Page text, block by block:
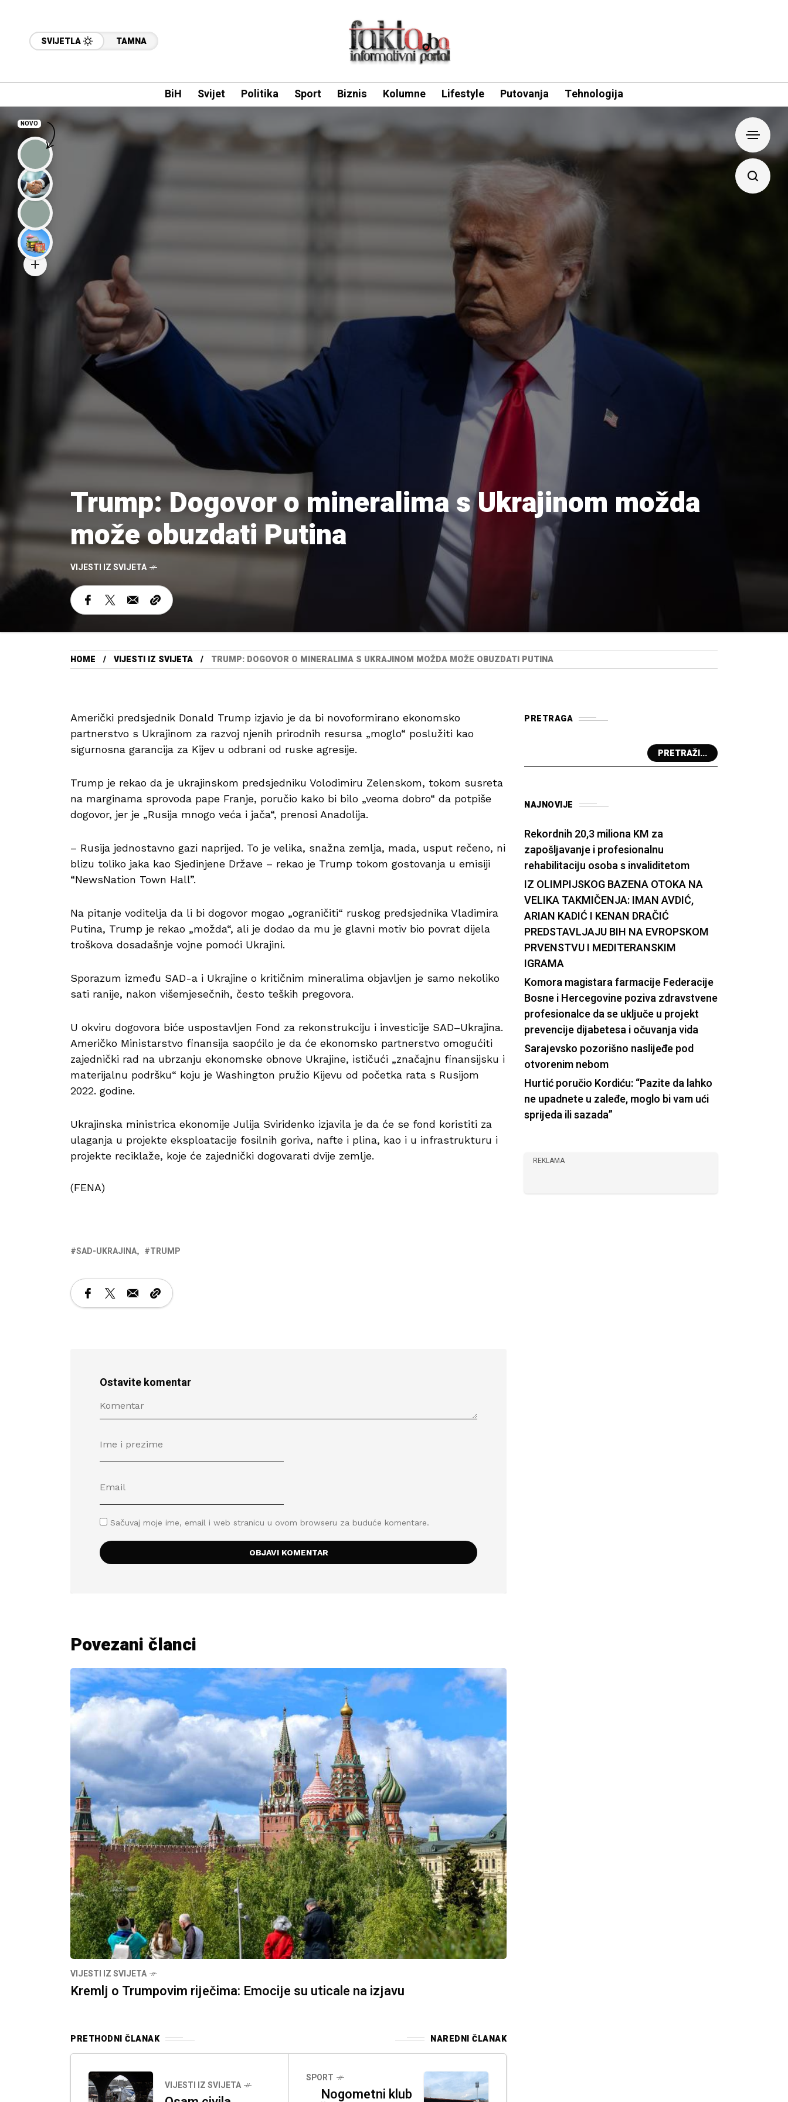
SVIJETLA TAMNA
BiH Svijet Politika Sport Biznis Kolumne Lifestyle Putovanja Tehnologija
Trump: Dogovor o mineralima s Ukrajinom možda
može obuzdati Putina
VIJESTI IZ SVIJETA
HOME VIJESTI IZ SVIJETA TRUMP: DOGOVOR O MINERALIMA S UKRAJINOM MOŽDA MOŽE OBUZDATI PUTINA
Američki predsjednik Donald Trump izjavio je da bi novoformirano ekonomsko
partnerstvo s Ukrajinom za razvoj njenih prirodnih resursa „moglo“ poslužiti kao
sigurnosna garancija za Kijev u odbrani od ruske agresije.
Trump je rekao da je ukrajinskom predsjedniku Volodimiru Zelenskom, tokom susreta
na marginama sprovoda pape Franje, poručio kako bi bilo „veoma dobro“ da potpiše
dogovor, jer je „Rusija mnogo veća i jača“, prenosi Anadolija.
– Rusija jednostavno gazi naprijed. To je velika, snažna zemlja, mada, usput rečeno, ni
blizu toliko jaka kao Sjedinjene Države – rekao je Trump tokom gostovanja u emisiji
“NewsNation Town Hall”.
Na pitanje voditelja da li bi dogovor mogao „ograničiti“ ruskog predsjednika Vladimira
Putina, Trump je rekao „možda“, ali je dodao da mu je glavni motiv bio povrat dijela
troškova dosadašnje vojne pomoći Ukrajini.
Sporazum između SAD-a i Ukrajine o kritičnim mineralima objavljen je samo nekoliko
sati ranije, nakon višemjesečnih, često teških pregovora.
U okviru dogovora biće uspostavljen Fond za rekonstrukciju i investicije SAD–Ukrajina.
Američko Ministarstvo finansija saopćilo je da će ekonomsko partnerstvo omogućiti
zajednički rad na ubrzanju ekonomske obnove Ukrajine, ističući „značajnu finansijsku i
materijalnu podršku“ koju je Washington pružio Kijevu od početka rata s Rusijom
2022. godine.
Ukrajinska ministrica ekonomije Julija Sviridenko izjavila je da će se fond koristiti za
ulaganja u projekte eksploatacije fosilnih goriva, nafte i plina, kao i u infrastrukturu i
projekte reciklaže, koje će zajednički dogovarati dvije zemlje.
(FENA)
SAD-UKRAJINA TRUMP
Ostavite komentar
Sačuvaj moje ime, email i web stranicu u ovom browseru za buduće komentare.
Povezani članci
VIJESTI IZ SVIJETA
Kremlj o Trumpovim riječima: Emocije su uticale na izjavu
PRETHODNI ČLANAK NAREDNI ČLANAK
VIJESTI IZ SVIJETA
SPORT
Nogometni klub
PRETRAGA
PRETRAŽI...
NAJNOVIJE
Rekordnih 20,3 miliona KM za
zapošljavanje i profesionalnu
rehabilitaciju osoba s invaliditetom
IZ OLIMPIJSKOG BAZENA OTOKA NA
VELIKA TAKMIČENJA: IMAN AVDIĆ,
ARIAN KADIĆ I KENAN DRAČIĆ
PREDSTAVLJAJU BIH NA EVROPSKOM
PRVENSTVU I MEDITERANSKIM
IGRAMA
Komora magistara farmacije Federacije
Bosne i Hercegovine poziva zdravstvene
profesionalce da se uključe u projekt
prevencije dijabetesa i očuvanja vida
Sarajevsko pozorišno naslijeđe pod
otvorenim nebom
Hurtić poručio Kordiću: “Pazite da lahko
ne upadnete u zaleđe, moglo bi vam ući
sprijeda ili sazada”
REKLAMA
NOVO